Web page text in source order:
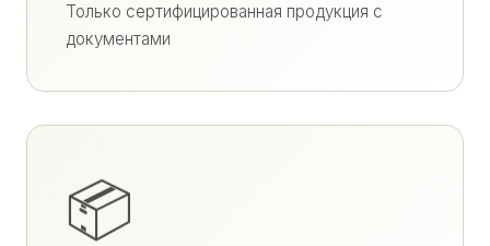
Только сертифицированная продукция с
документами
📦